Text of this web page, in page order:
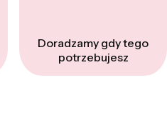
Doradzamy gdy tego
potrzebujesz